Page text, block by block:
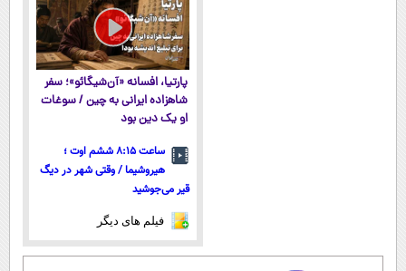
پارتیا، افسانه «آن‌شیگائو»؛ سفر
شاهزاده ایرانی به چین / سوغات
او یک دین بود
ساعت ۸:۱۵ ششم اوت ؛
هیروشیما / وقتی شهر در دیگ
قیر می‌جوشید
فیلم های دیگر